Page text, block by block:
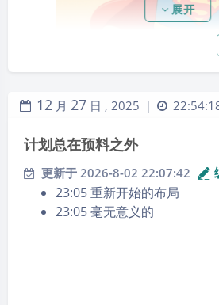
如果不说话的话，真不知道你能做
展开
12 月 27 日 , 2025 |
计划总在预料之外
更新于 2026-8-02 22:07:42
23:05 重新开始的布局
23:05 毫无意义的